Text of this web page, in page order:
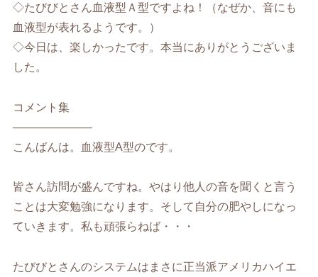
◇たびびとさん血液型Ａ型ですよね！（なぜか、音にも
血液型が表れるようです。）
◇今日は、楽しかったです。本当にありがとうございま
した。
コメント集
———————
こんばんは。血液型A型のです。
皆さん訪問が盛んですね。やはり他人の音を聞くと言う
ことは大変勉強になります。そして自分の肥やしになっ
ていきます。私も頑張らねば・・・
たびびとさんのシステムはまさに正当派アメリカハイエ